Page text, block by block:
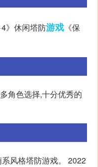
》休闲塔防游戏 《保
角色选择,十分优秀的
风格塔防游戏。 2022